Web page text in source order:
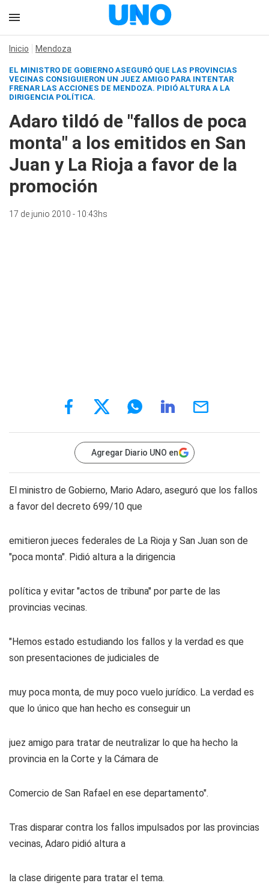
Inicio Mendoza
EL MINISTRO DE GOBIERNO ASEGURÓ QUE LAS PROVINCIAS
VECINAS CONSIGUIERON UN JUEZ AMIGO PARA INTENTAR
FRENAR LAS ACCIONES DE MENDOZA. PIDIÓ ALTURA A LA
DIRIGENCIA POLÍTICA.
Adaro tildó de "fallos de poca
monta" a los emitidos en San
Juan y La Rioja a favor de la
promoción
17 de junio 2010 - 10:43hs
Agregar Diario UNO en
El ministro de Gobierno, Mario Adaro, aseguró que los fallos
a favor del decreto 699/10 que
emitieron jueces federales de La Rioja y San Juan son de
"poca monta". Pidió altura a la dirigencia
política y evitar "actos de tribuna" por parte de las
provincias vecinas.
"Hemos estado estudiando los fallos y la verdad es que
son presentaciones de judiciales de
muy poca monta, de muy poco vuelo jurídico. La verdad es
que lo único que han hecho es conseguir un
juez amigo para tratar de neutralizar lo que ha hecho la
provincia en la Corte y la Cámara de
Comercio de San Rafael en ese departamento".
Tras disparar contra los fallos impulsados por las provincias
vecinas, Adaro pidió altura a
la clase dirigente para tratar el tema.